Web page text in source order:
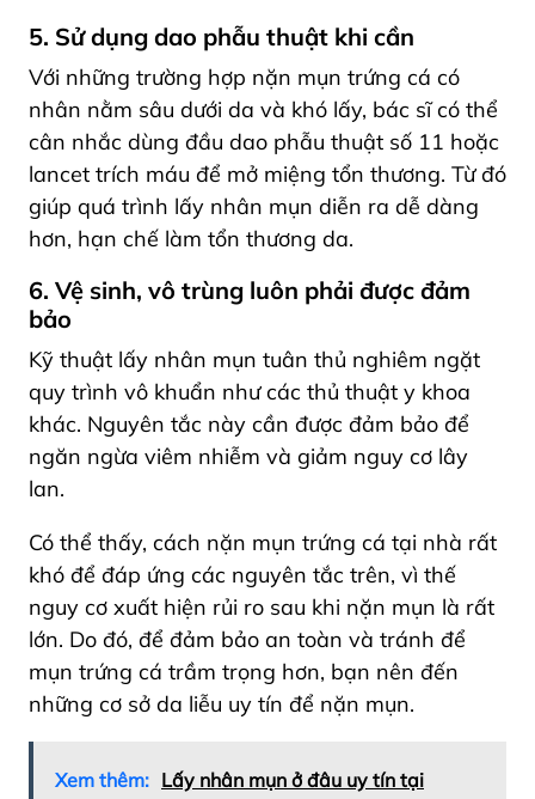
5. Sử dụng dao phẫu thuật khi cần
Với những trường hợp nặn mụn trứng cá có
nhân nằm sâu dưới da và khó lấy, bác sĩ có thể
cân nhắc dùng đầu dao phẫu thuật số 11 hoặc
lancet trích máu để mở miệng tổn thương. Từ đó
giúp quá trình lấy nhân mụn diễn ra dễ dàng
hơn, hạn chế làm tổn thương da.
6. Vệ sinh, vô trùng luôn phải được đảm
bảo
Kỹ thuật lấy nhân mụn tuân thủ nghiêm ngặt
quy trình vô khuẩn như các thủ thuật y khoa
khác. Nguyên tắc này cần được đảm bảo để
ngăn ngừa viêm nhiễm và giảm nguy cơ lây
lan.
Có thể thấy, cách nặn mụn trứng cá tại nhà rất
khó để đáp ứng các nguyên tắc trên, vì thế
nguy cơ xuất hiện rủi ro sau khi nặn mụn là rất
lớn. Do đó, để đảm bảo an toàn và tránh để
mụn trứng cá trầm trọng hơn, bạn nên đến
những cơ sở da liễu uy tín để nặn mụn.
Xem thêm: Lấy nhân mụn ở đâu uy tín tại